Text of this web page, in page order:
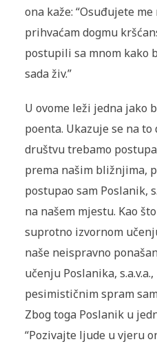
ona kaže: “Osuđujete
prihvaćam dogmu
postupili sa mnom kako
sada živ.”
U ovome leži jedna jako
poenta. Ukazuje se na
društvu trebamo
prema našim bližnjima,
postupao sam Poslanik,
na našem mjestu. Kao
suprotno izvornom
naše neispravno
učenju Poslanika,
pesimističnim spram
Zbog toga Poslanik u
“Pozivajte ljude u vjeru